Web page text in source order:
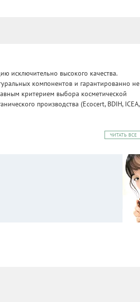
исключительно высокого качества.
компонентов и гарантированно не
критерием выбора косметической
производства (Ecocert, BDIH, ICEA,
ЧИТАТЬ ВСЕ